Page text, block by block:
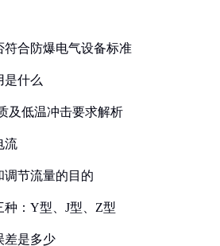
合防爆电气设备标准
是什么
及低温冲击要求解析
流
调节流量的目的
：Y型、J型、Z型
差是多少